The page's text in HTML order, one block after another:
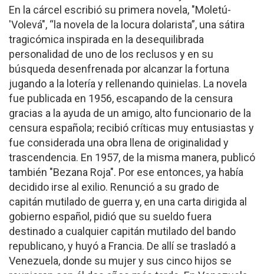
En la cárcel escribió su primera novela, "Moletú-
'Volevá", “la novela de la locura dolarista”, una sátira
tragicómica inspirada en la desequilibrada
personalidad de uno de los reclusos y en su
búsqueda desenfrenada por alcanzar la fortuna
jugando a la lotería y rellenando quinielas. La novela
fue publicada en 1956, escapando de la censura
gracias a la ayuda de un amigo, alto funcionario de la
censura española; recibió críticas muy entusiastas y
fue considerada una obra llena de originalidad y
trascendencia. En 1957, de la misma manera, publicó
también "Bezana Roja". Por ese entonces, ya había
decidido irse al exilio. Renunció a su grado de
capitán mutilado de guerra y, en una carta dirigida al
gobierno español, pidió que su sueldo fuera
destinado a cualquier capitán mutilado del bando
republicano, y huyó a Francia. De allí se trasladó a
Venezuela, donde su mujer y sus cinco hijos se